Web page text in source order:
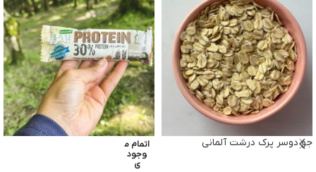
جو دوسر پرک درشت آلمانی
اتمام م
وجود
ی